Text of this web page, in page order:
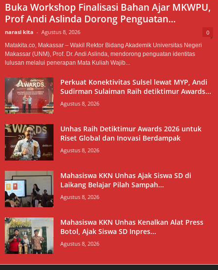
Buka Workshop Finalisasi Bahan Ajar MKWPU,
Prof Andi Aslinda Dorong Penguatan...
narasi kita - Agustus 8, 2026 0
Matakita.co, Makassar – Wakil Rektor Bidang Akademik Universitas Negeri
Makassar (UNM), Prof. Dr. Andi Aslinda, mendorong penguatan identitas
lulusan melalui penerapan Mata Kuliah Wajib...
Perkuat Konektivitas Sulsel lewat MYP, Andi
Sudirman Sulaiman Raih detiktimur Awards...
Agustus 8, 2026
Unhas Raih Detiktimur Awards 2026 untuk
Riset Global dan Inovasi Berdampak
Agustus 8, 2026
Mahasiswa KKN Unhas Ajak Siswa SD di
Laikang Belajar Pilah Sampah...
Agustus 8, 2026
Mahasiswa KKN Unhas Kenalkan Alat Press
Botol, Ajak Siswa SD Inpres...
Agustus 8, 2026